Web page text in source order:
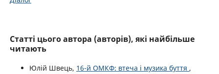
Статті цього автора (авторів), які найбільше
читають
Юлій Швець, 16-й ОМКФ: втеча і музика буття ,